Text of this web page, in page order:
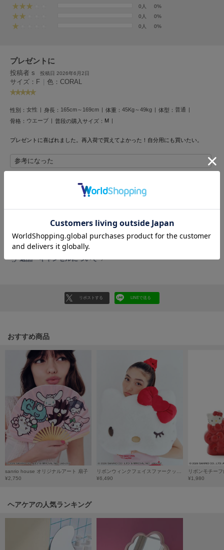
FURFUR
ファーファー
gelato pique
ジェラート ピケ
GELATO PIQUE CAT&DOG
gelato pique Sleep
GRAMICCI
グラミチ
ハンター
ホカ オネオネ
ラート
le coq sportif
ルコックスポルティフ
LeSportsac
レスポートサック
LILY BROWN
リリーブラウン
LITTLE UNION TOKYO
リトルユニオン トウキョウ
0人
0%
0人
0%
0人
0%
プレゼントに
投稿者 s 投稿日 2026年6月2日
サイズ：F | 色：CORAL
性別： 女性 身長： 165cm～169cm 体重： 45Kg～49kg 体型： 普通
骨格： ウエーブ 普段の購入サイズ： M
プレゼントに喜ばれました。再入荷で買えてよかった！自分用にも買いたい。
参考になった
レビューはマイページのご注文履歴から投稿いただけます
返品・キャンセルについて
リポストする LINEで送る
おすすめ商品
sanrio house オリジナルアート 扇子
¥2,750
¥6,490
リボンモチー
¥1,980
ヘアケアの人気ランキング